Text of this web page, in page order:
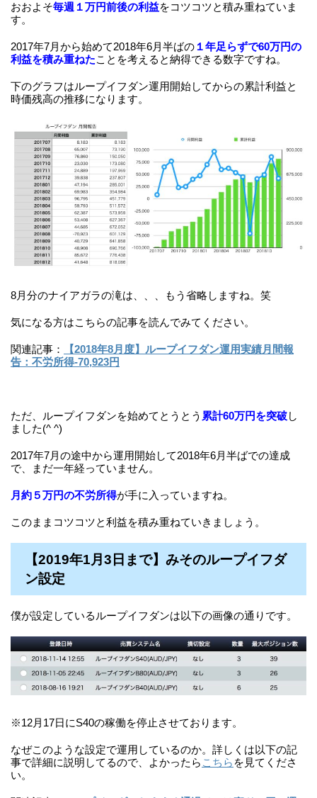
おおよそ毎週１万円前後の利益をコツコツと積み重ねていま
す。
2017年7月から始めて2018年6月半ばの １年足らずで60万円の
利益を積み重ねたことを考えると納得できる数字ですね。
下のグラフはループイフダン運用開始してからの累計利益と
時価残高の推移になります。
8月分のナイアガラの滝は、、、もう省略しますね。笑
気になる方はこちらの記事を読んでみてください。
関連記事：
【2018年8月度】ループイフダン運用実績月間報
告：不労所得-70,923円
ただ、ループイフダンを始めてとうとう 累計60万円を突破し
ました(^ ^)
2017年7月の途中から運用開始して2018年6月半ばでの達成
で、まだ一年経っていません。
月約５万円の不労所得が手に入っていますね。
このままコツコツと利益を積み重ねていきましょう。
【2019年1月3日まで】みそのループイフダ
ン設定
僕が設定しているループイフダンは以下の画像の通りです。
※12月17日にS40の稼働を停止させております。
なぜこのような設定で運用しているのか。詳しくは以下の記
事で詳細に説明してるので、よかったら こちら を見てくださ
い。